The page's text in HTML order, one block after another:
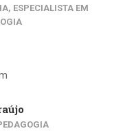
ESPECIALISTA EM